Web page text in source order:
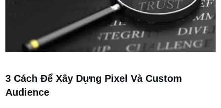
3 Cách Để Xây Dựng Pixel Và Custom
Audience